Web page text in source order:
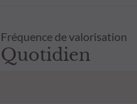
Fréquence de valorisation
Quotidien